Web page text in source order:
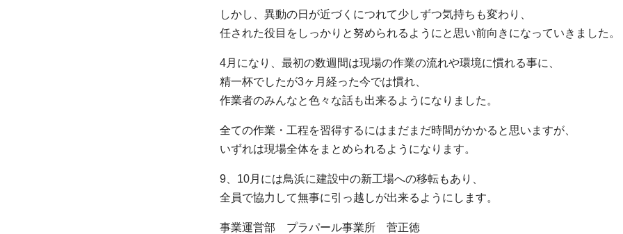
しかし、異動の日が近づくにつれて少しずつ気持ちも変わり、
任された役目をしっかりと努められるようにと思い前向きになっていきました。
4月になり、最初の数週間は現場の作業の流れや環境に慣れる事に、
精一杯でしたが3ヶ月経った今では慣れ、
作業者のみんなと色々な話も出来るようになりました。
全ての作業・工程を習得するにはまだまだ時間がかかると思いますが、
いずれは現場全体をまとめられるようになります。
9、10月には鳥浜に建設中の新工場への移転もあり、
全員で協力して無事に引っ越しが出来るようにします。
事業運営部 プラパール事業所 菅正徳